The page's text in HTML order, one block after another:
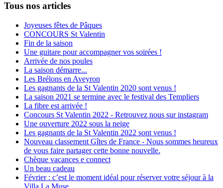
Tous nos articles
Joyeuses fêtes de Pâques
CONCOURS St Valentin
Fin de la saison
Une guitare pour accompagner vos soirées !
Arrivée de nos poules
La saison démarre...
Les Brélons en Aveyron
Les gagnants de la St Valentin 2020 sont venus !
La saison 2021 se termine avec le festival des Templiers
La fibre est arrivée !
Concours St Valentin 2022 - Retrouvez nous sur instagram
Une ouverture 2022 sous la neige
Les gagnants de la St Valentin 2022 sont venus !
Nouveau classement Gîtes de France - Nous sommes heureux
de vous faire partager cette bonne nouvelle.
Chèque vacances e connect
Un beau cadeau
Février : c’est le moment idéal pour réserver votre séjour à la